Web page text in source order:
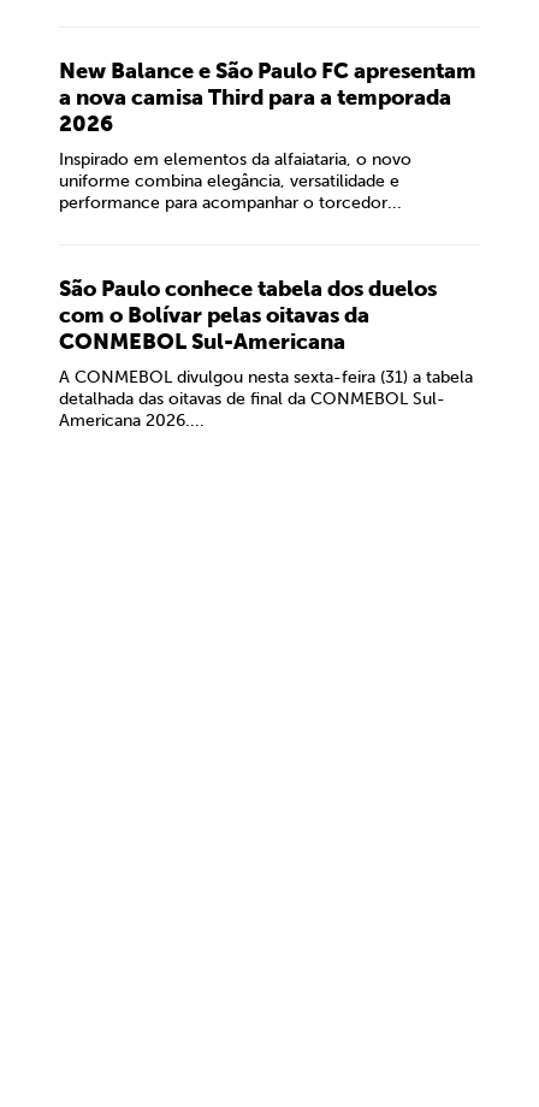
New Balance e São Paulo FC apresentam
a nova camisa Third para a temporada
2026
Inspirado em elementos da alfaiataria, o novo
uniforme combina elegância, versatilidade e
performance para acompanhar o torcedor...
São Paulo conhece tabela dos duelos
com o Bolívar pelas oitavas da
CONMEBOL Sul-Americana
A CONMEBOL divulgou nesta sexta-feira (31) a tabela
detalhada das oitavas de final da CONMEBOL Sul-
Americana 2026....